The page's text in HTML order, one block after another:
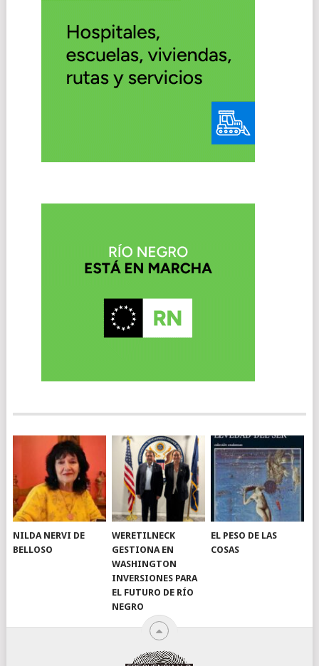
NILDA NERVI DE
BELLOSO
WERETILNECK
GESTIONA EN
WASHINGTON
INVERSIONES PARA
EL FUTURO DE RÍO
NEGRO
EL PESO DE LAS
COSAS